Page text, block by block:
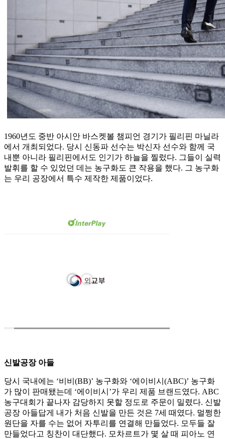
1960년도 중반 아시안 바스켓볼 챔피언 경기가 필리핀 마닐라
에서 개최되었다. 당시 신동파 선수는 박신자 선수와 함께 국
내뿐 아니라 필리핀에서도 인기가 하늘을 찔렀다. 그들이 실력
발휘를 할 수 있었던 데는 농구화도 큰 작용을 했다. 그 농구화
는 우리 공장에서 특수 제작한 제품이었다.
신발공장 아들
당시 국내에는 ‘비비(BB)’ 농구화와 ‘에이비시(ABC)’ 농구화
가 많이 판매됐는데 ‘에이비시’가 우리 제품 브랜드였다. ABC
농구대회가 끝나자 감당하지 못할 정도로 주문이 밀렸다. 신발
공장 아들답게 내가 처음 신발을 만든 것은 7세 때였다. 멀쩡한
원단을 자를 수는 없어 자투리를 연결해 만들었다. 모두들 잘
만들었다고 칭찬이 대단했다. 모차르트가 몇 살 때 피아노 연